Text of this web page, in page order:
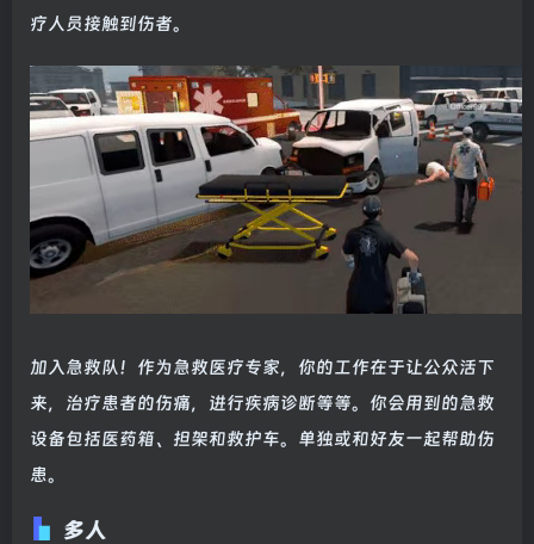
疗人员接触到伤者。
加入急救队！作为急救医疗专家，你的工作在于让公众活下
来，治疗患者的伤痛，进行疾病诊断等等。你会用到的急救
设备包括医药箱、担架和救护车。单独或和好友一起帮助伤
患。
多人